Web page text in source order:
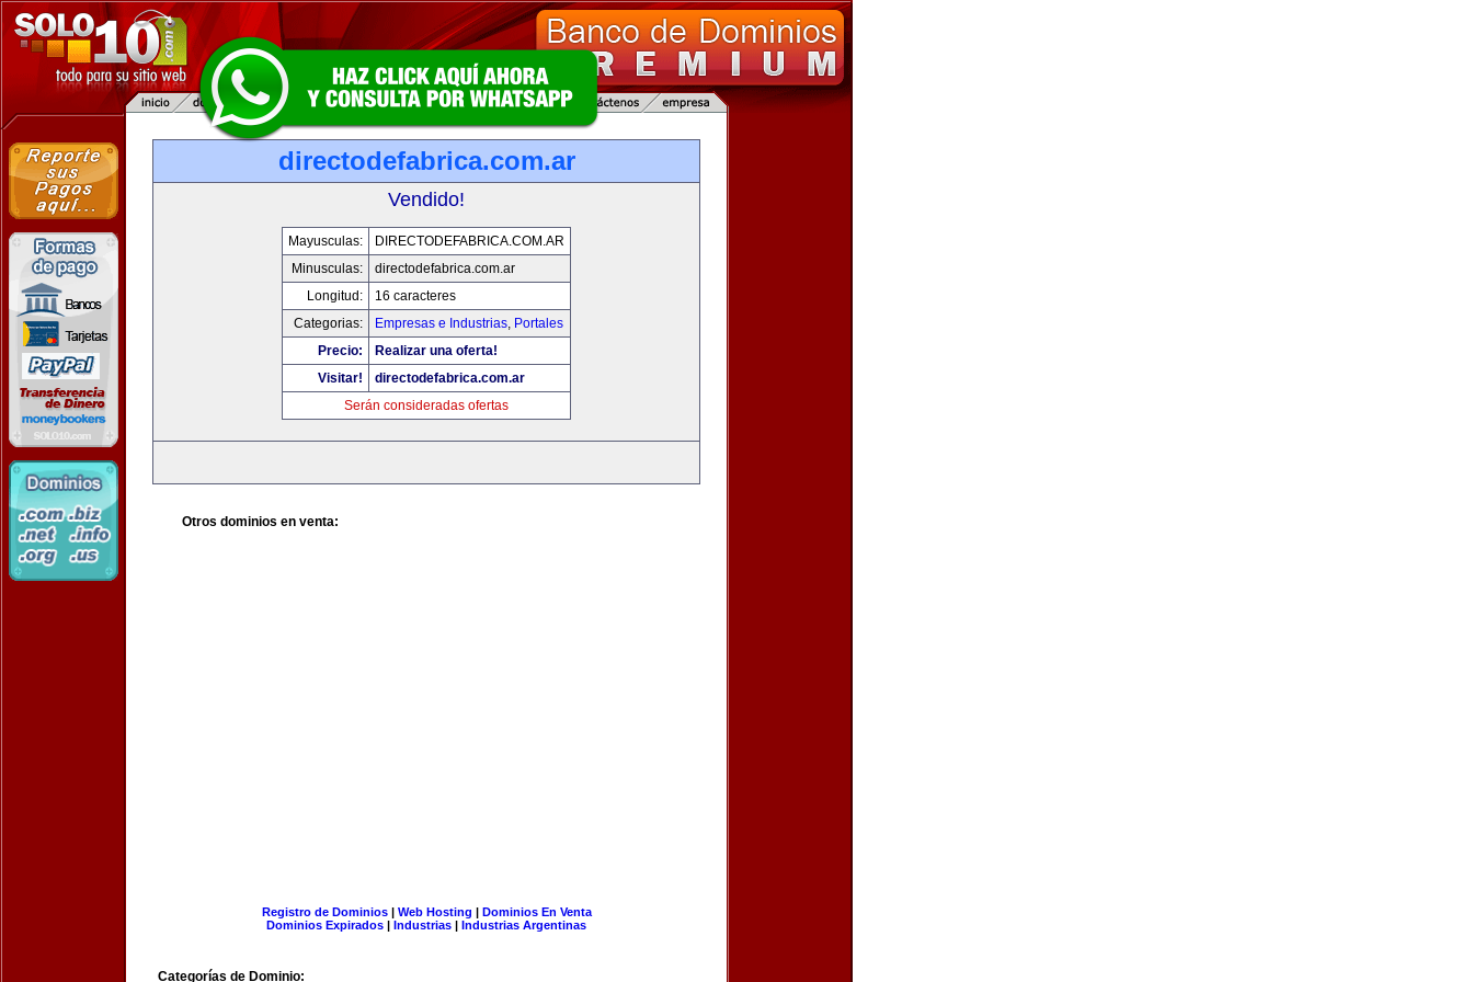
directodefabrica.com.ar
Vendido!
Mayusculas:
DIRECTODEFABRICA.COM.AR
Minusculas:
directodefabrica.com.ar
Longitud:
16 caracteres
Categorias:
Empresas e Industrias, Portales
Precio:
Realizar una oferta!
Visitar!
directodefabrica.com.ar
Serán consideradas ofertas
Otros dominios en venta:
Registro de Dominios| Web Hosting | Dominios En Venta
Dominios Expirados | Industrias | Industrias Argentinas
Categorías de Dominio: